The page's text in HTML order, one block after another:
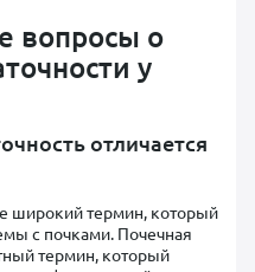
вопросы о
у
отличается
широкий термин, который
с почками. Почечная
термин, который